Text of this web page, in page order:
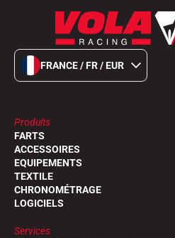
FRANCE / FR / EUR
Produits
FARTS
ACCESSOIRES
EQUIPEMENTS
TEXTILE
CHRONOMÉTRAGE
LOGICIELS
Services